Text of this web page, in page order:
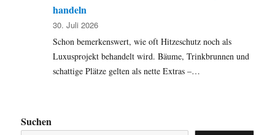
handeln
30. Juli 2026
Schon bemerkenswert, wie oft Hitzeschutz noch als
Luxusprojekt behandelt wird. Bäume, Trinkbrunnen und
schattige Plätze gelten als nette Extras –…
Suchen